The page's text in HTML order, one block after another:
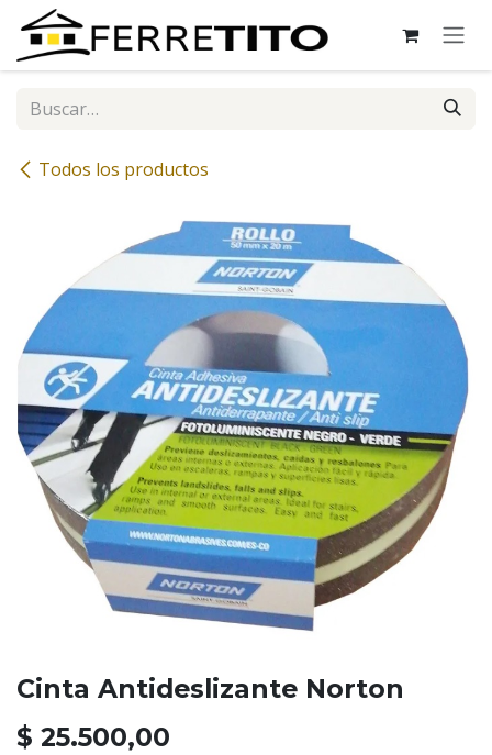
Ir al contenido
Todos los productos
Cinta Antideslizante Norton
$ 25.500,00